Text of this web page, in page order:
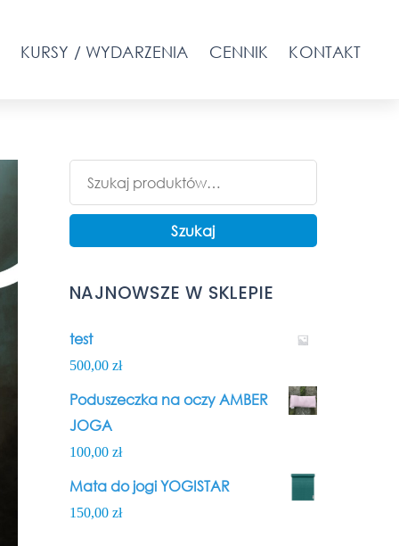
KURSY / WYDARZENIA CENNIK KONTAKT
Szukaj
NAJNOWSZE W SKLEPIE
test
500,00 zł
Poduszeczka na oczy AMBER
JOGA
100,00 zł
Mata do jogi YOGISTAR
150,00 zł